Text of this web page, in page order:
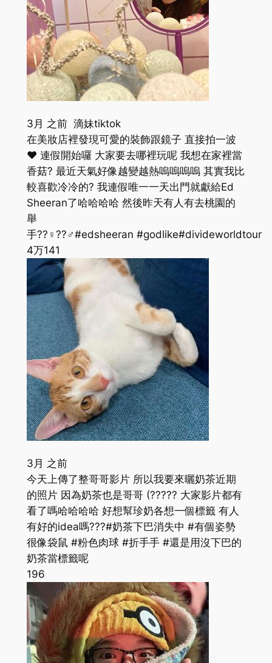
3月 之前 滴妹tiktok
在美妝店裡發現可愛的裝飾跟鏡子 直接拍一波
❤️ 連假開始囉 大家要去哪裡玩呢 我想在家裡當
香菇? 最近天氣好像越變越熱嗚嗚嗚嗚 其實我比
較喜歡冷冷的? 我連假唯一一天出門就獻給Ed
Sheeran了哈哈哈哈 然後昨天有人有去桃園的
舉
手??‍♀️??‍♂️#edsheeran #godlike#divideworldtour
4万141
3月 之前
今天上傳了整哥哥影片 所以我要來曬奶茶近期
的照片 因為奶茶也是哥哥 (????? 大家影片都有
看了嗎哈哈哈哈 好想幫珍奶各想一個標籤 有人
有好的idea嗎???#奶茶下巴消失中 #有個姿勢
很像袋鼠 #粉色肉球 #折手手 #還是用沒下巴的
奶茶當標籤呢
196